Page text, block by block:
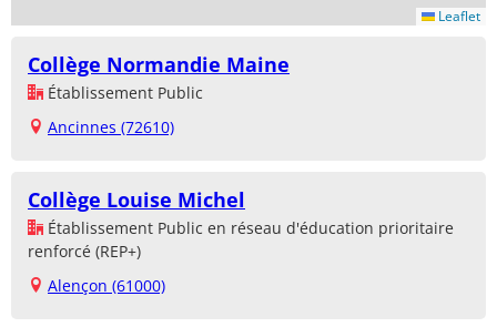
Leaflet
Collège Normandie Maine
Établissement Public
Ancinnes (72610)
Collège Louise Michel
Établissement Public en réseau d'éducation prioritaire
renforcé (REP+)
Alençon (61000)